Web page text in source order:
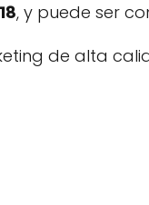
, y puede ser
de alta